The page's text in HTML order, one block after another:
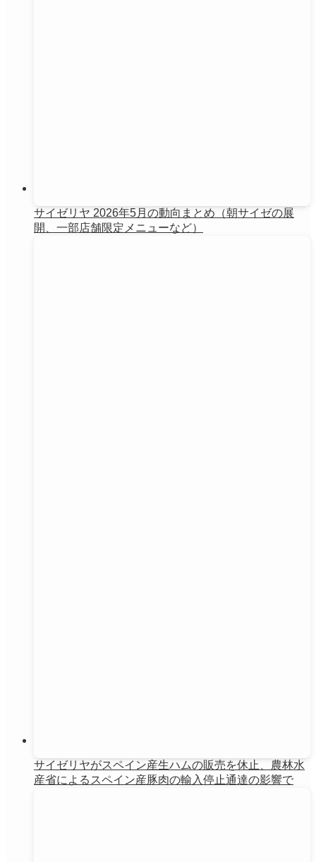
サイゼリヤ 2026年5月の動向まとめ（朝サイゼの展
開、一部店舗限定メニューなど）
サイゼリヤがスペイン産生ハムの販売を休止、農林水
産省によるスペイン産豚肉の輸入停止通達の影響で